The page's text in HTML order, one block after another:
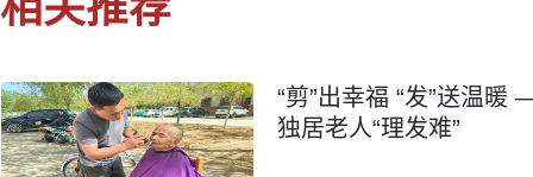
“剪”出幸福 “发”送温
独居老人“理发难”